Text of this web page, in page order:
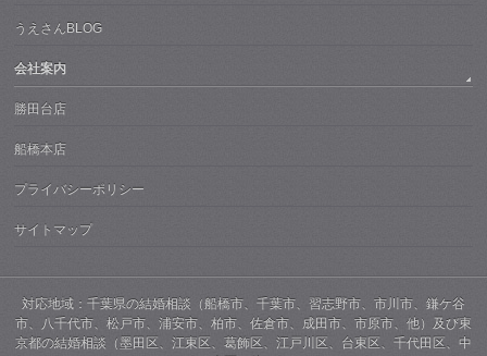
うえさんBLOG
会社案内
勝田台店
船橋本店
プライバシーポリシー
サイトマップ
対応地域：千葉県の結婚相談（船橋市、千葉市、習志野市、市川市、鎌ケ谷
市、八千代市、松戸市、浦安市、柏市、佐倉市、成田市、市原市、他）及び東
京都の結婚相談（墨田区、江東区、葛飾区、江戸川区、台東区、千代田区、中